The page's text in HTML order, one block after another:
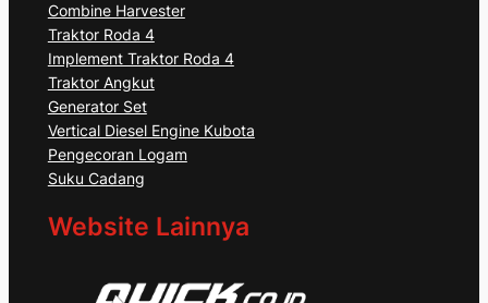
Combine Harvester
Traktor Roda 4
Implement Traktor Roda 4
Traktor Angkut
Generator Set
Vertical Diesel Engine Kubota
Pengecoran Logam
Suku Cadang
Website Lainnya